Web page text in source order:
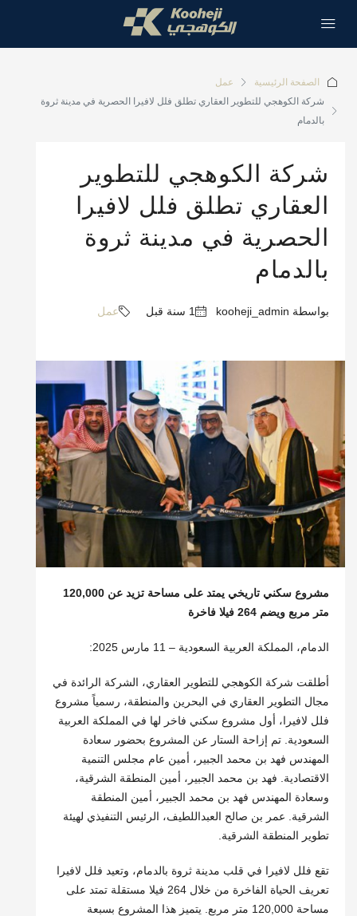
الصفحة الرئيسية
عمل
شركة الكوهجي للتطوير العقاري تطلق فلل لافيرا الحصرية في مدينة ثروة
بالدمام
شركة الكوهجي للتطوير
العقاري تطلق فلل لافيرا
الحصرية في مدينة ثروة
بالدمام
بواسطة kooheji_admin عمل
مشروع سكني تاريخي يمتد على مساحة تزيد عن 120,000
متر مربع ويضم 264 فيلا فاخرة
الدمام، المملكة العربية السعودية – 11 مارس 2025:
أطلقت شركة الكوهجي للتطوير العقاري، الشركة الرائدة في
مجال التطوير العقاري في البحرين والمنطقة، رسمياً مشروع
فلل لافيرا، أول مشروع سكني فاخر لها في المملكة العربية
السعودية. تم إزاحة الستار عن المشروع بحضور سعادة
المهندس فهد بن محمد الجبير، أمين عام مجلس التنمية
الاقتصادية. فهد بن محمد الجبير، أمين المنطقة الشرقية،
وسعادة المهندس فهد بن محمد الجبير، أمين المنطقة
الشرقية. عمر بن صالح العبداللطيف، الرئيس التنفيذي لهيئة
تطوير المنطقة الشرقية.
تقع فلل لافيرا في قلب مدينة ثروة بالدمام، وتعيد فلل لافيرا
تعريف الحياة الفاخرة من خلال 264 فيلا مستقلة تمتد على
مساحة 120,000 متر مربع. يتميز هذا المشروع بسبعة